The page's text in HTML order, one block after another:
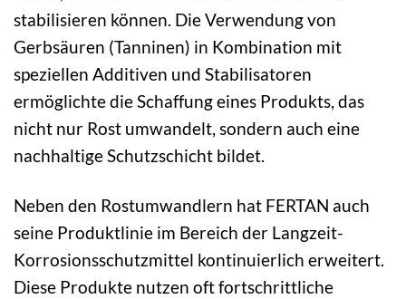
stabilisieren können. Die Verwendung von
Gerbsäuren (Tanninen) in Kombination mit
speziellen Additiven und Stabilisatoren
ermöglichte die Schaffung eines Produkts, das
nicht nur Rost umwandelt, sondern auch eine
nachhaltige Schutzschicht bildet.
Neben den Rostumwandlern hat FERTAN auch
seine Produktlinie im Bereich der Langzeit-
Korrosionsschutzmittel kontinuierlich erweitert.
Diese Produkte nutzen oft fortschrittliche